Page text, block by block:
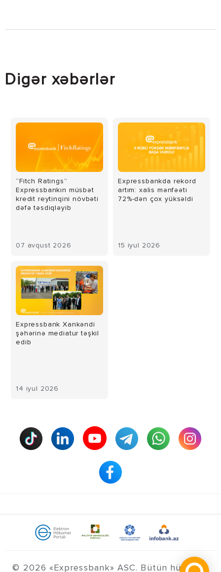
Digər xəbərlər
“Fitch Ratings”
Expressbankın müsbət
kredit reytinqini növbəti
dəfə təsdiqləyib
07 avqust 2026
Expressbankda rekord
artım: xalis mənfəəti
72%-dən çox yüksəldi
15 iyul 2026
Expressbank Xankəndi
şəhərinə mediatur təşkil
edib
14 iyul 2026
© 2026 «Expressbank» ASC. Bütün hüquqlar